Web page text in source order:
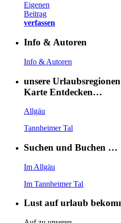
Eigenen
Beitrag
verfassen
Info & Autoren
Info & Autoren
unsere
Karte Entdecken…
Allgäu
Tannheimer Tal
Suchen und Buchen …
Im Allgäu
Im Tannheimer Tal
Lust auf urlaub